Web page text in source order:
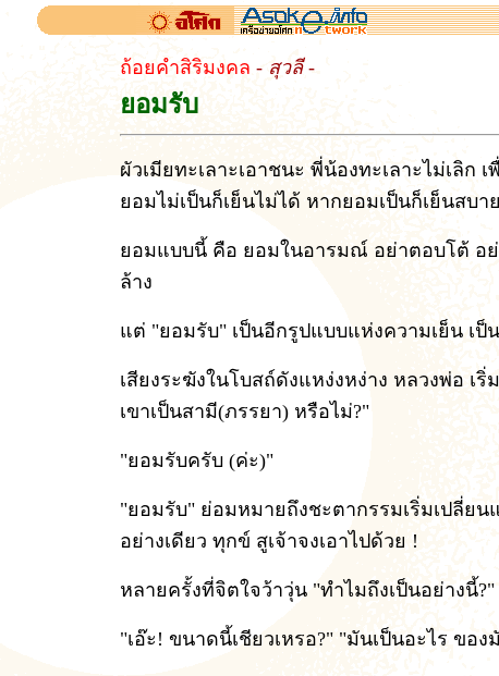
ถ้อยคำสิริมงคล - สุวลี -
ยอมรับ
ผัวเมียทะเลาะเอาชนะ พี่น้องทะเลาะไม่เลิก เ
ยอมไม่เป็นก็เย็นไม่ได้ หากยอมเป็นก็เย็นสบา
ยอมแบบนี้ คือ ยอมในอารมณ์ อย่าตอบโต้ อ
ล้าง
แต่ "ยอมรับ" เป็นอีกรูปแบบแห่งความเย็น เ
เสียงระฆังในโบสถ์ดังแหง่งหง่าง หลวงพ่อ เ
เขาเป็นสามี(ภรรยา) หรือไม่?"
"ยอมรับครับ (ค่ะ)"
"ยอมรับ" ย่อมหมายถึงชะตากรรมเริ่มเปลี่ย
อย่างเดียว ทุกข์ สูเจ้าจงเอาไปด้วย !
หลายครั้งที่จิตใจว้าวุ่น "ทำไมถึงเป็นอย่างนี้?"
"เอ๊ะ! ขนาดนี้เชียวเหรอ?" "มันเป็นอะไร ของ